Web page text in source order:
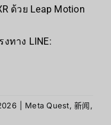
ด้วย Leap Motion
ทาง LINE:
Meta Quest,新闻,